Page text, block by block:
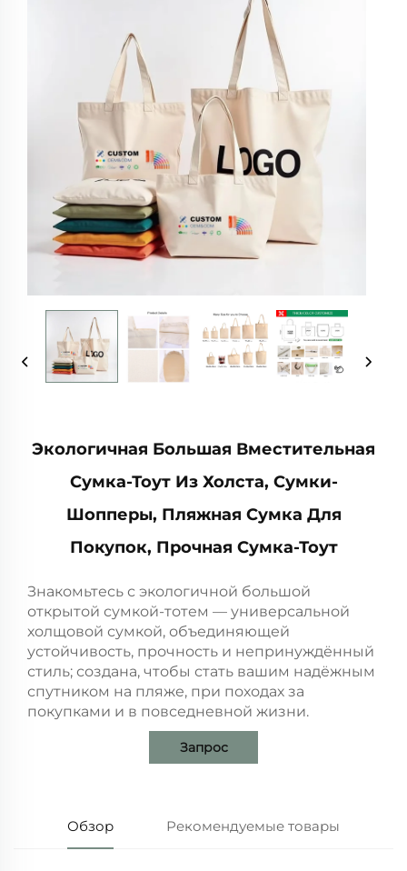
Экологичная Большая Вместительная
Сумка-Тоут Из Холста, Сумки-
Шопперы, Пляжная Сумка Для
Покупок, Прочная Сумка-Тоут
Знакомьтесь с экологичной большой
открытой сумкой-тотем — универсальной
холщовой сумкой, объединяющей
устойчивость, прочность и непринуждённый
стиль; создана, чтобы стать вашим надёжным
спутником на пляже, при походах за
покупками и в повседневной жизни.
Запрос
Обзор Рекомендуемые товары